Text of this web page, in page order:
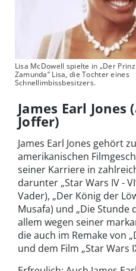
Lisa McDowell spielte in „Der
Zamunda” Lisa, die Tochter eines
Schnellimbissbesitzers.
James Earl Jones
Joffer)
James Earl Jones gehört
amerikanischen
seiner Karriere in
darunter „Star Wars IV -
Vader), „Der König der
Musafa) und „Die Stunde
allem wegen seiner
die auch im Remake von
und dem Film „Star Wars